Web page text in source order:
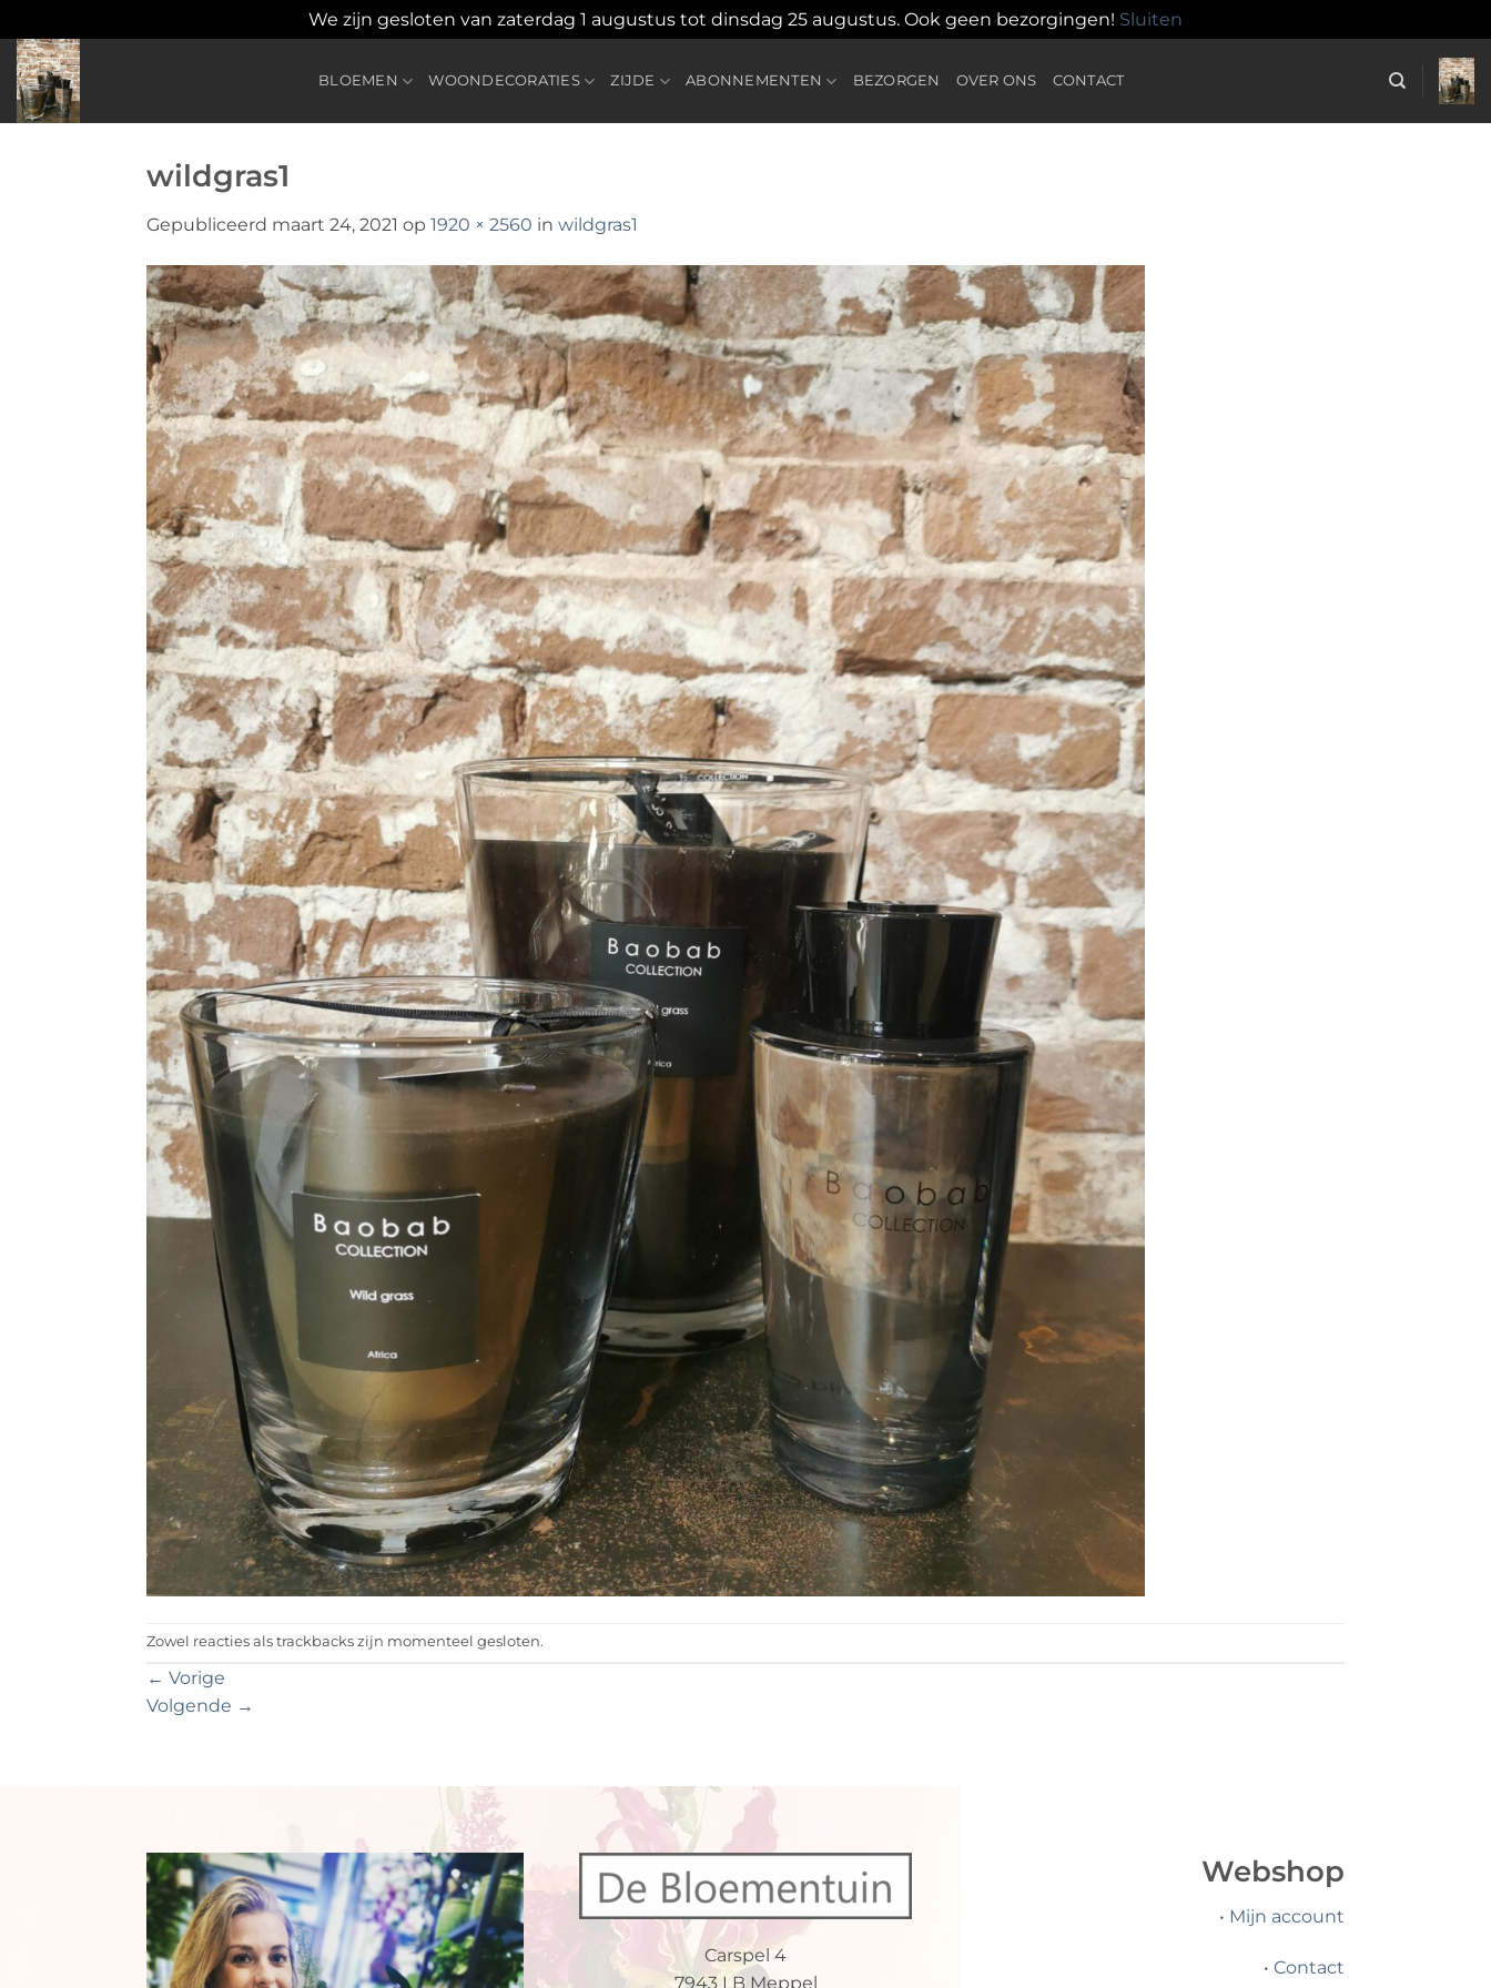
We zijn gesloten van zaterdag 1 augustus tot dinsdag 25 augustus. Ook geen bezorgingen! Sluiten
Ga
naar
inhoud
BLOEMEN WOONDECORATIES ZIJDE ABONNEMENTEN BEZORGEN OVER ONS CONTACT
wildgras1
Gepubliceerd maart 24, 2021 op 1920 × 2560 in wildgras1
Zowel reacties als trackbacks zijn momenteel gesloten.
← Vorige
Volgende →
Carspel 4
7943 LB Meppel
Webshop
• Mijn account
• Contact